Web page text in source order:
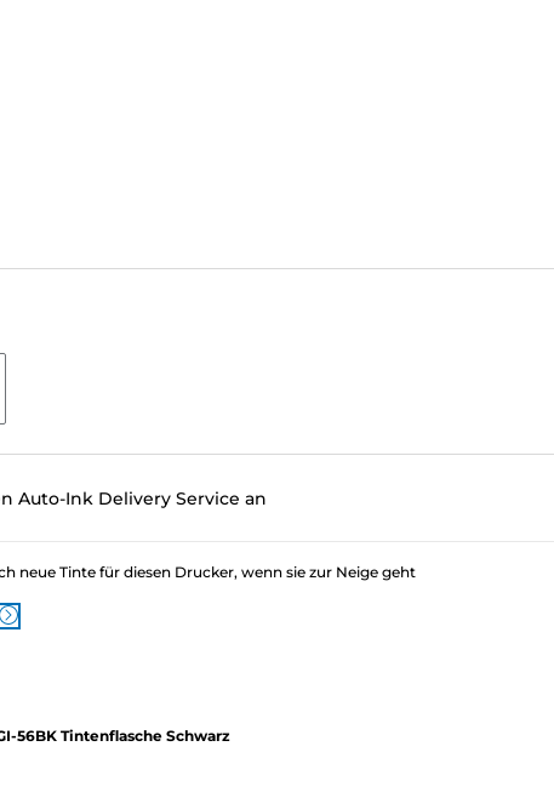
Auto-Ink Delivery Service an
neue Tinte für diesen Drucker, wenn sie zur Neige geht
56BK Tintenflasche Schwarz